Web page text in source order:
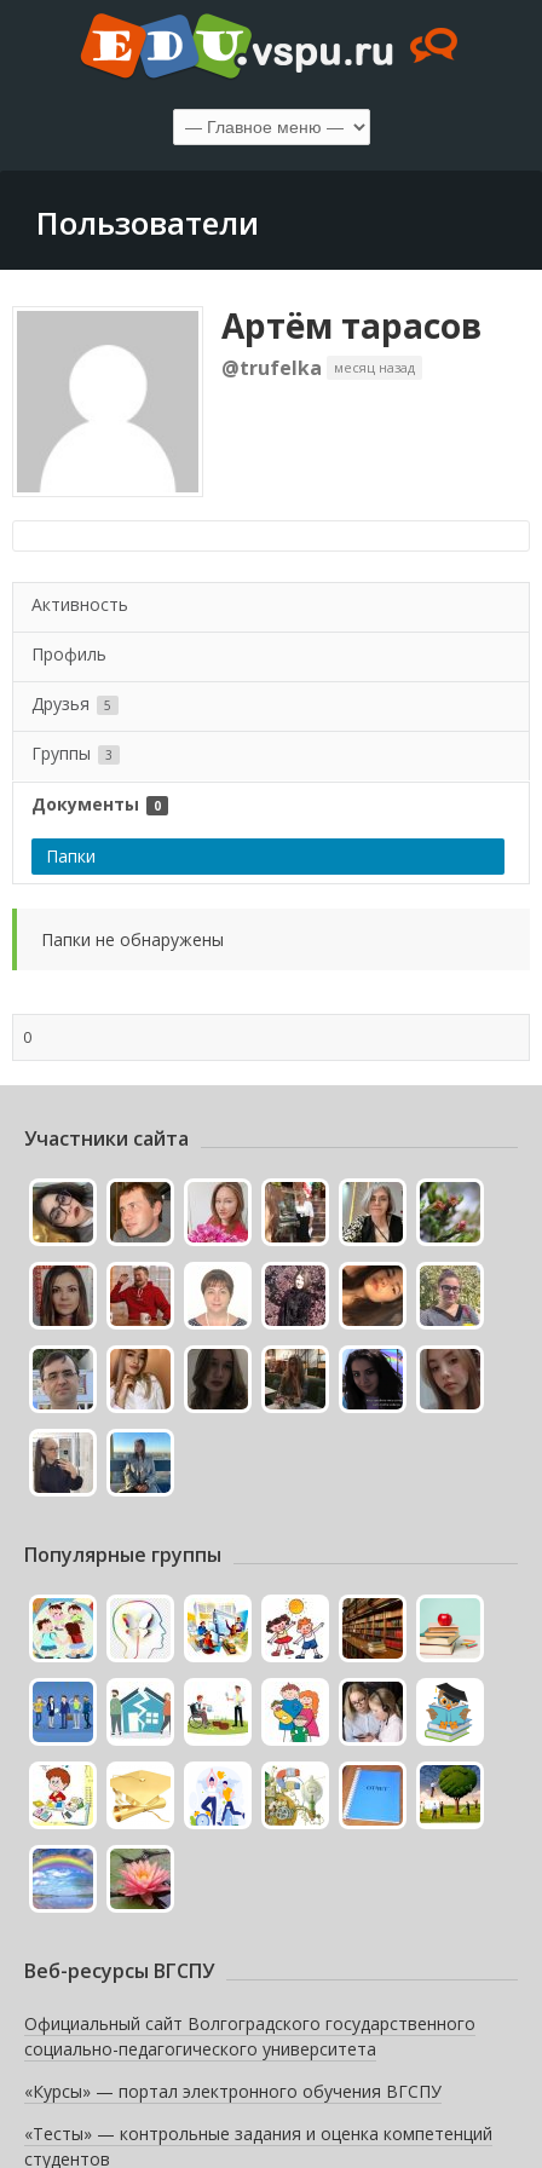
Пользователи
Артём тарасов
@trufelka месяц назад
Активность
Профиль
Друзья 5
Группы 3
Документы 0
Папки
Папки не обнаружены
0
Участники сайта
Популярные группы
Веб-ресурсы ВГСПУ
Официальный сайт Волгоградского государственного
социально-педагогического университета
«Курсы» — портал электронного обучения ВГСПУ
«Тесты» — контрольные задания и оценка компетенций
студентов